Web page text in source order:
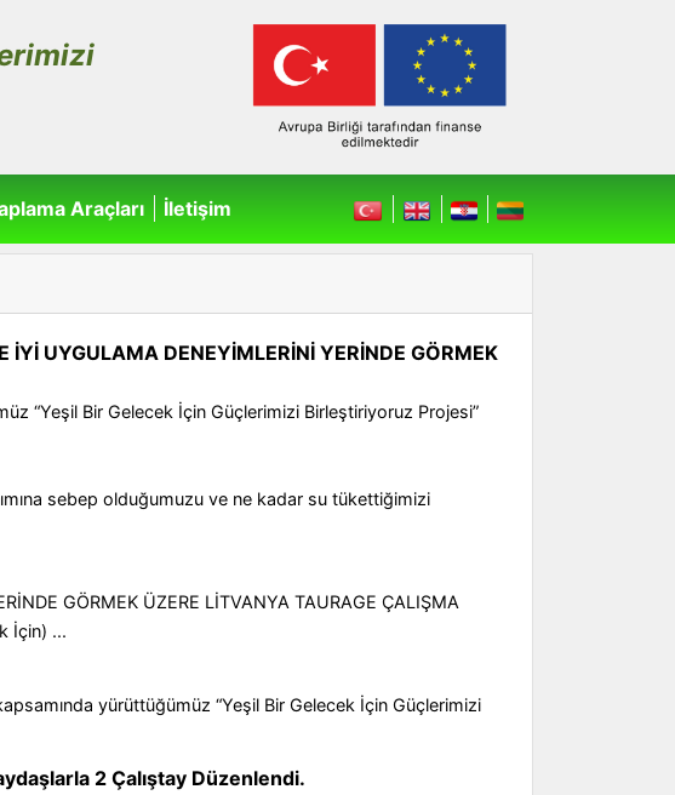
Araçları İletişim
İYİ UYGULAMA DENEYİMLERİNİ YERİNDE GÖRMEK
“Yeşil Bir Gelecek İçin Güçlerimizi Birleştiriyoruz Projesi”
sebep olduğumuzu ve ne kadar su tükettiğimizi
GÖRMEK ÜZERE LİTVANYA TAURAGE ÇALIŞMA
İçin) ...
yürüttüğümüz “Yeşil Bir Gelecek İçin Güçlerimizi
2 Çalıştay Düzenlendi.